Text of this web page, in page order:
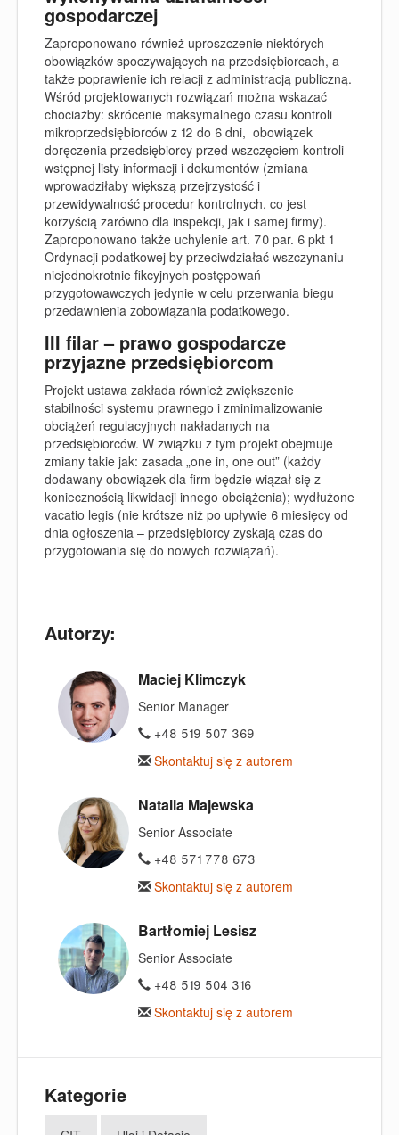
gospodarczej
Zaproponowano również uproszczenie niektórych
obowiązków spoczywających na przedsiębiorcach, a
także poprawienie ich relacji z administracją publiczną.
Wśród projektowanych rozwiązań można wskazać
chociażby: skrócenie maksymalnego czasu kontroli
mikroprzedsiębiorców z 12 do 6 dni, obowiązek
doręczenia przedsiębiorcy przed wszczęciem kontroli
wstępnej listy informacji i dokumentów (zmiana
wprowadziłaby większą przejrzystość i
przewidywalność procedur kontrolnych, co jest
korzyścią zarówno dla inspekcji, jak i samej firmy).
Zaproponowano także uchylenie art. 70 par. 6 pkt 1
Ordynacji podatkowej by przeciwdziałać wszczynaniu
niejednokrotnie fikcyjnych postępowań
przygotowawczych jedynie w celu przerwania biegu
przedawnienia zobowiązania podatkowego.
III filar – prawo gospodarcze
przyjazne przedsiębiorcom
Projekt ustawa zakłada również zwiększenie
stabilności systemu prawnego i zminimalizowanie
obciążeń regulacyjnych nakładanych na
przedsiębiorców. W związku z tym projekt obejmuje
zmiany takie jak: zasada „one in, one out” (każdy
dodawany obowiązek dla firm będzie wiązał się z
koniecznością likwidacji innego obciążenia); wydłużone
vacatio legis (nie krótsze niż po upływie 6 miesięcy od
dnia ogłoszenia – przedsiębiorcy zyskają czas do
przygotowania się do nowych rozwiązań).
Autorzy:
Maciej Klimczyk
Senior Manager
+48 519 507 369
Skontaktuj się z autorem
Natalia Majewska
Senior Associate
+48 571 778 673
Skontaktuj się z autorem
Bartłomiej Lesisz
Senior Associate
+48 519 504 316
Skontaktuj się z autorem
Kategorie